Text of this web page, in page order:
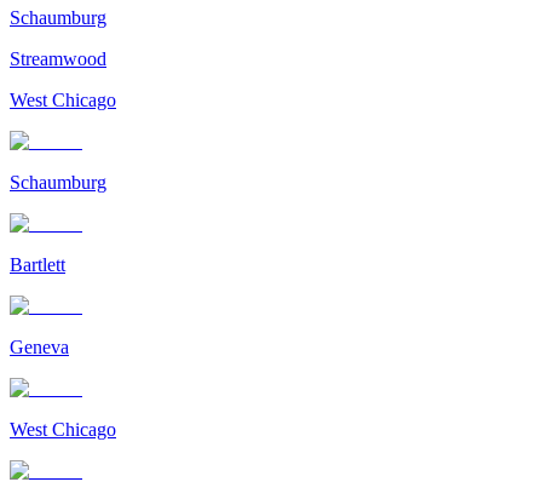
Schaumburg
Streamwood
West Chicago
Schaumburg
Bartlett
Geneva
West Chicago